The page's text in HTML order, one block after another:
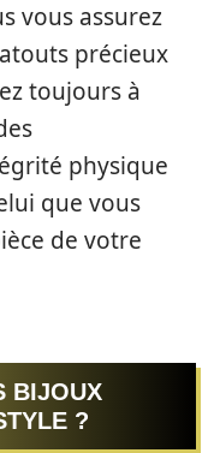
vous assurez
précieux
toujours à
physique
que vous
de votre
BIJOUX
?